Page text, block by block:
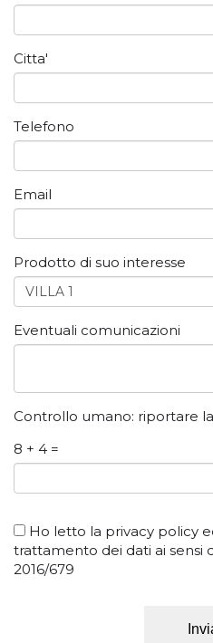
Citta'
Telefono
Email
Prodotto di suo interesse
Eventuali comunicazioni
Controllo umano: riportare
8 + 4 =
Ho letto la privacy policy
trattamento dei dati ai sensi
2016/679